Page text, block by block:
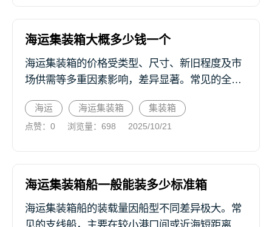
海运集装箱大概多少钱一个
海运集装箱的价格受类型、尺寸、新旧程度及市
场供需等多重因素影响，差异显著。常见的全新
万-3.5万元人民币，40英尺柜（40'GP）为3万-5
万元，40...
海运 海运集装箱 集装箱
点赞：0 浏览量：698 2025/10/21
海运集装箱船一般能装多少标准箱
海运集装箱船的装载量因船型不同差异极大。常
见的支线船，主要在较小港口间或近海短距离运